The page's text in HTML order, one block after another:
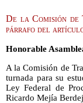
De la Comisión
párrafo del
Honorable
A la Comisión de
turnada para su
Ley Federal de
Ricardo Mejía